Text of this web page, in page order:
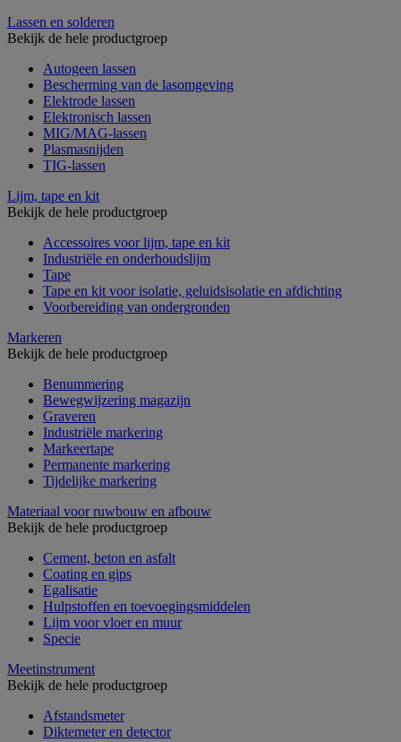
Lassen en solderen
Bekijk de hele productgroep
Autogeen lassen
Bescherming van de lasomgeving
Elektrode lassen
Elektronisch lassen
MIG/MAG-lassen
Plasmasnijden
TIG-lassen
Lijm, tape en kit
Bekijk de hele productgroep
Accessoires voor lijm, tape en kit
Industriële en onderhoudslijm
Tape
Tape en kit voor isolatie, geluidsisolatie en afdichting
Voorbereiding van ondergronden
Markeren
Bekijk de hele productgroep
Benummering
Bewegwijzering magazijn
Graveren
Industriële markering
Markeertape
Permanente markering
Tijdelijke markering
Materiaal voor ruwbouw en afbouw
Bekijk de hele productgroep
Cement, beton en asfalt
Coating en gips
Egalisatie
Hulpstoffen en toevoegingsmiddelen
Lijm voor vloer en muur
Specie
Meetinstrument
Bekijk de hele productgroep
Afstandsmeter
Diktemeter en detector